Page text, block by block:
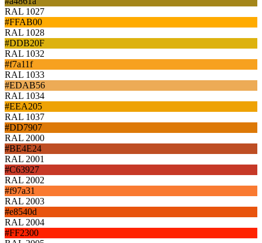
RAL 1027
#FFAB00
RAL 1028
#DDB20F
RAL 1032
#f7a11f
RAL 1033
#EDAB56
RAL 1034
#EEA205
RAL 1037
#DD7907
RAL 2000
#BE4E24
RAL 2001
#C63927
RAL 2002
#f97a31
RAL 2003
#e8540d
RAL 2004
#FF2300